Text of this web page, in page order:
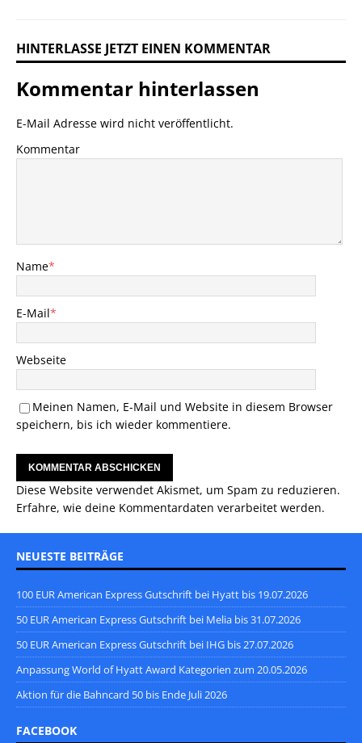
HINTERLASSE JETZT EINEN KOMMENTAR
Kommentar hinterlassen
E-Mail Adresse wird nicht veröffentlicht.
Kommentar
Name*
E-Mail*
Webseite
Meinen Namen, E-Mail und Website in diesem Browser
speichern, bis ich wieder kommentiere.
Diese Website verwendet Akismet, um Spam zu reduzieren.
Erfahre, wie deine Kommentardaten verarbeitet werden.
NEUESTE BEITRÄGE
100 EUR American Express Gutschrift bei Hyatt bis 19.07.2026
50 EUR American Express Gutschrift bei Melia bis 31.07.2026
50 EUR American Express Gutschrift bei IHG bis 27.07.2026
Anpassung World of Hyatt Award Kategorien zum 20.05.2026
Aktion für die Bahncard 50 bis Ende Juli 2026
FACEBOOK